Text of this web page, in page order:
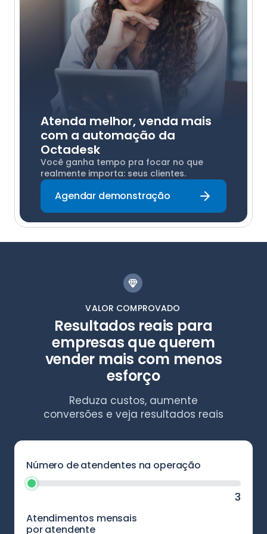
Atenda melhor, venda mais
com a automação da
Octadesk
Você ganha tempo pra focar no que
realmente importa: seus clientes.
Agendar demonstração
VALOR COMPROVADO
Resultados reais para
empresas que querem
vender mais com menos
esforço
Reduza custos, aumente
conversões e veja resultados reais
Número de atendentes na operação
3
Atendimentos mensais
por atendente